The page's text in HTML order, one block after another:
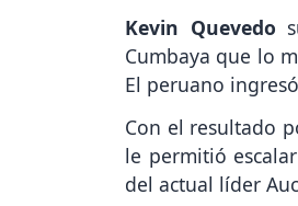
Kevin Quevedo
Cumbaya que lo
El peruano
Con el resultado
le permitió
del actual líder